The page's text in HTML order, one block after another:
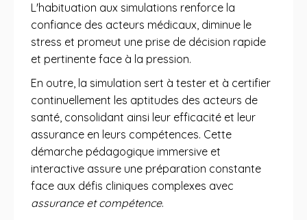
L'habituation aux simulations renforce la
confiance des acteurs médicaux, diminue le
stress et promeut une prise de décision rapide
et pertinente face à la pression.
En outre, la simulation sert à tester et à certifier
continuellement les aptitudes des acteurs de
santé, consolidant ainsi leur efficacité et leur
assurance en leurs compétences. Cette
démarche pédagogique immersive et
interactive assure une préparation constante
face aux défis cliniques complexes avec
assurance et compétence.